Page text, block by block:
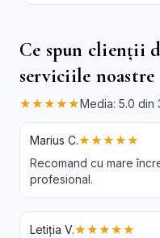
Ce spun clienții
serviciile noastre
★★★★★Media: 5.0 din
Marius C.★★★★★
Recomand cu mare
profesional.
Letiția V.★★★★★